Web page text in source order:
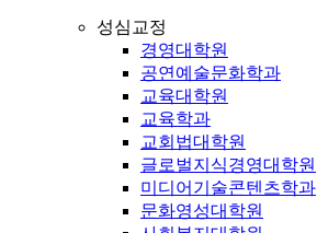
성심교정
경영대학원
공연예술문화학과
교육대학원
교육학과
교회법대학원
글로벌지식경영대학원
미디어기술콘텐츠학과
문화영성대학원